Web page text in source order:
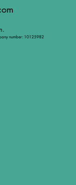
number: 10125982